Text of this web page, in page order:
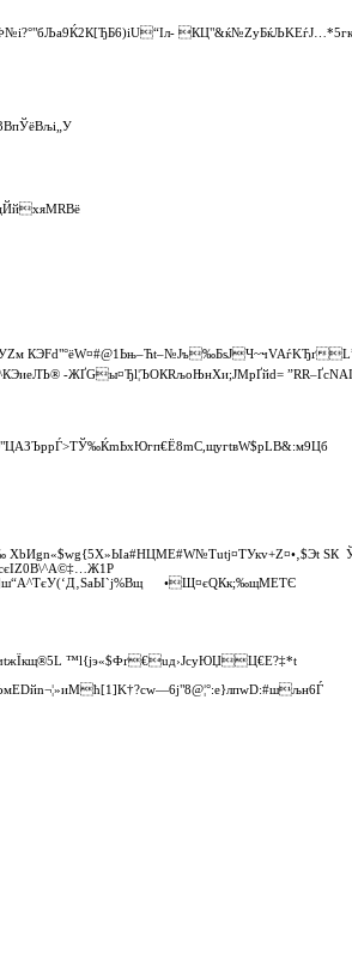
КЭFd"°ёW¤#@1Ьњ–Ћt–№Јъ‰БsJЧ~чVAѓKЂґ
‑ЖҐG­­ы¤Ђl¦ЪOКRљоЊнXи;JMрҐйd=
ХbИgn«$wg{5X»Ыa#HЦМE#W№Tutј¤TУкv+Z¤•‚$Эt ЅК
•Щ¤єQКк;‰щMЕTЄ
™l{jэ«$Фґ€uд›JсуЮЏЦ€Е?‡*­t